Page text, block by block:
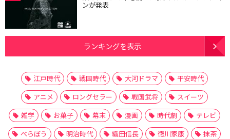
ンが発表
ランキングを表示
江戸時代 戦国時代 大河ドラマ
平安時代
アニメ
ロングセラー 戦国武将
スイーツ
雑学
お菓子 幕末 漫画 時代劇
テレビ
べらぼう
明治時代 織田信長 徳川家康
抹茶